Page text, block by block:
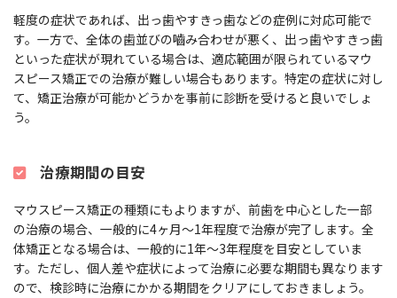
軽度の症状であれば、出っ歯やすきっ歯などの症例に対応可能で
す。一方で、全体の歯並びの嚙み合わせが悪く、出っ歯やすきっ歯
といった症状が現れている場合は、適応範囲が限られているマウ
スピース矯正での治療が難しい場合もあります。特定の症状に対し
て、矯正治療が可能かどうかを事前に診断を受けると良いでしょ
う。
治療期間の目安
マウスピース矯正の種類にもよりますが、前歯を中心とした一部
の治療の場合、一般的に4ヶ月～1年程度で治療が完了します。全
体矯正となる場合は、一般的に1年～3年程度を目安としていま
す。ただし、個人差や症状によって治療に必要な期間も異なります
ので、検診時に治療にかかる期間をクリアにしておきましょう。